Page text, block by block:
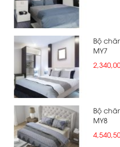
Bộ
MY7
Bộ
MY8